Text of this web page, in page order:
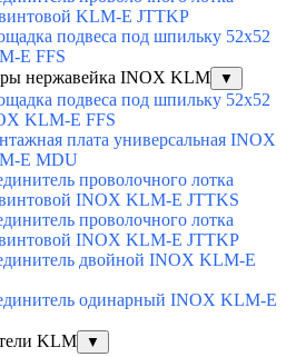
KLM-E JTTKP
подвеса под шпильку 52x52
E FFS
нержавейка INOX KLM
▼
подвеса под шпильку 52x52
KLM-E FFS
плата универсальная INOX
E MDU
проволочного лотка
INOX KLM-E JTTKS
проволочного лотка
INOX KLM-E JTTKP
двойной INOX KLM-E
одинарный INOX KLM-E
KLM
▼